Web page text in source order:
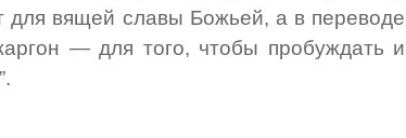
для вящей славы Божьей, а в переводе
— для того, чтобы пробуждать и